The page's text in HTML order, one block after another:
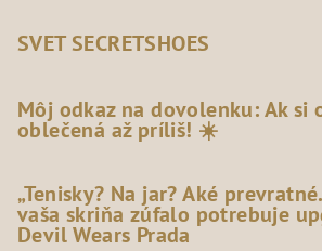
SVET SECRETSHOES
Môj odkaz na dovolenku: Ak si
oblečená až príliš! ☀️
„Tenisky? Na jar? Aké
vaša skriňa zúfalo potrebuje
Devil Wears Prada